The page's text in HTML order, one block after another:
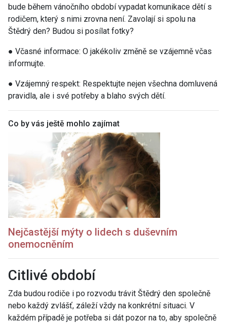
bude během vánočního období vypadat komunikace dětí s
rodičem, který s nimi zrovna není. Zavolají si spolu na
Štědrý den? Budou si posílat fotky?
● Včasné informace: O jakékoliv změně se vzájemně včas
informujte.
● Vzájemný respekt: Respektujte nejen všechna domluvená
pravidla, ale i své potřeby a blaho svých dětí.
Co by vás ještě mohlo zajímat
Nejčastější mýty o lidech s duševním
onemocněním
Citlivé období
Zda budou rodiče i po rozvodu trávit Štědrý den společně
nebo každý zvlášť, záleží vždy na konkrétní situaci. V
každém případě je potřeba si dát pozor na to, aby společně